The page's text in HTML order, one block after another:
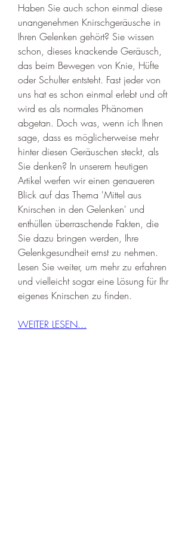
Haben Sie auch schon einmal diese
unangenehmen Knirschgeräusche in
Ihren Gelenken gehört? Sie wissen
schon, dieses knackende Geräusch,
das beim Bewegen von Knie, Hüfte
oder Schulter entsteht. Fast jeder von
uns hat es schon einmal erlebt und oft
wird es als normales Phänomen
abgetan. Doch was, wenn ich Ihnen
sage, dass es möglicherweise mehr
hinter diesen Geräuschen steckt, als
Sie denken? In unserem heutigen
Artikel werfen wir einen genaueren
Blick auf das Thema 'Mittel aus
Knirschen in den Gelenken' und
enthüllen überraschende Fakten, die
Sie dazu bringen werden, Ihre
Gelenkgesundheit ernst zu nehmen.
Lesen Sie weiter, um mehr zu erfahren
und vielleicht sogar eine Lösung für Ihr
eigenes Knirschen zu finden.
WEITER LESEN...